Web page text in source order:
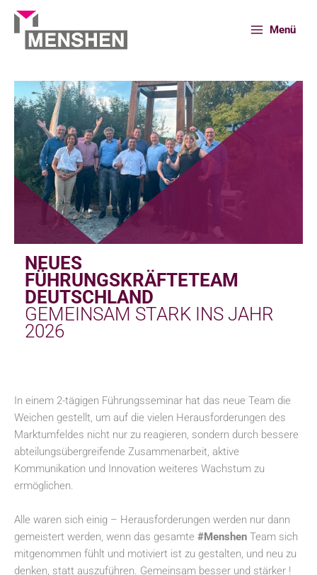
Zum
springen
Menü
Menschen Neues Führungskräfteteam Deutschland
NEUES
FÜHRUNGSKRÄFTETEAM
DEUTSCHLAND
GEMEINSAM STARK INS JAHR
2026
In einem 2-tägigen Führungsseminar hat das neue Team die
Weichen gestellt, um auf die vielen Herausforderungen des
Marktumfeldes nicht nur zu reagieren, sondern durch bessere
abteilungsübergreifende Zusammenarbeit, aktive
Kommunikation und Innovation weiteres Wachstum zu
ermöglichen.
Alle waren sich einig – Herausforderungen werden nur dann
gemeistert werden, wenn das gesamte #Menshen Team sich
mitgenommen fühlt und motiviert ist zu gestalten, und neu zu
denken, statt auszuführen. Gemeinsam besser und stärker !